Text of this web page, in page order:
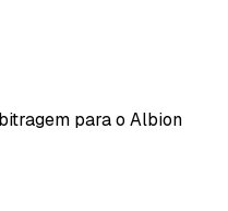
para o Albion